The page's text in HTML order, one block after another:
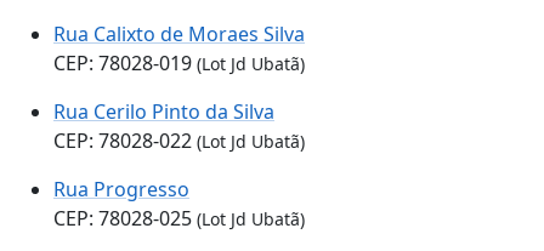
Rua Calixto de Moraes Silva
CEP: 78028-019 (Lot Jd Ubatã)
Rua Cerilo Pinto da Silva
CEP: 78028-022 (Lot Jd Ubatã)
Rua Progresso
CEP: 78028-025 (Lot Jd Ubatã)